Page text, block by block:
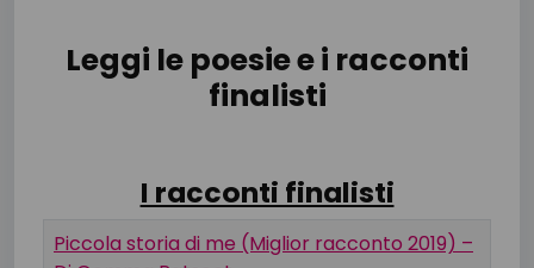
Leggi le poesie e i racconti
finalisti
I racconti finalisti
Piccola storia di me (Miglior racconto 2019) –